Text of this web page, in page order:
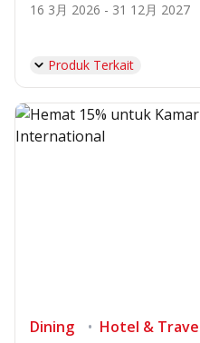
16 3月 2026 - 31 12月 2027
Produk Terkait
Dining Hotel &